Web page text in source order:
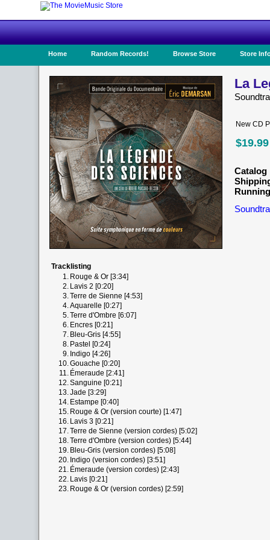
Home Random Records! Browse Store Store
La
New CD
$19.99
Catalog
Tracklisting
1. Rouge & Or [3:34]
2. Lavis 2 [0:20]
3.Terre de Sienne [4:53]
4.Aquarelle [0:27]
5.Terre d'Ombre [6:07]
6. Encres [0:21]
7. Bleu-Gris [4:55]
8. Pastel [0:24]
9. Indigo [4:26]
10.Gouache [0:20]
11. Émeraude [2:41]
12.Sanguine [0:21]
13.Jade [3:29]
14. Estampe [0:40]
15. Rouge & Or (version courte) [1:47]
16. Lavis 3 [0:21]
17.Terre de Sienne (version cordes) [5:02]
18.Terre d'Ombre (version cordes) [5:44]
19. Bleu-Gris (version cordes) [5:08]
20. Indigo (version cordes) [3:51]
21. Émeraude (version cordes) [2:43]
22. Lavis [0:21]
23. Rouge & Or (version cordes) [2:59]